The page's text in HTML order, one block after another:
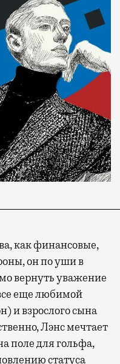
как финансовые,
он по уши в
вернуть уважение
еще любимой
и взрослого сына
Лэнс мечтает
поле для гольфа,
статуса